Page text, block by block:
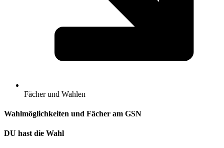
Fächer und Wahlen
Wahlmöglichkeiten und Fächer am GSN
DU hast die Wahl